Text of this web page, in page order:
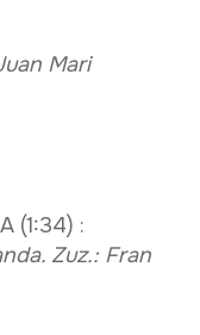
Mari
(1:34) :
Zuz.: Fran